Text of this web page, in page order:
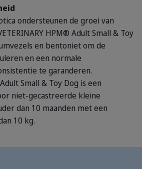
ondersteunen de groei van
HPM® Adult Small & Toy
en bentoniet om de
en een normale
te garanderen.
Small & Toy Dog is een
niet-gecastreerde kleine
dan 10 maanden met een
10 kg.